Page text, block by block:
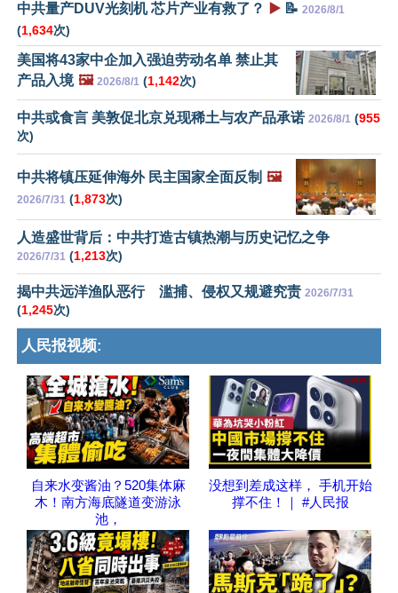
中共量产DUV光刻机 芯片产业有救了？ ▶️ 📝 2026/8/1
(1,634次)
美国将43家中企加入强迫劳动名单 禁止其
产品入境 🖼️ 2026/8/1 (1,142次)
中共或食言 美敦促北京兑现稀土与农产品承诺 2026/8/1 (955
次)
中共将镇压延伸海外 民主国家全面反制 🖼️
2026/7/31 (1,873次)
人造盛世背后：中共打造古镇热潮与历史记忆之争
2026/7/31 (1,213次)
揭中共远洋渔队恶行 滥捕、侵权又规避究责 2026/7/31
(1,245次)
人民报视频:
自来水变酱油？520集体麻
木！南方海底隧道变游泳
池，
没想到差成这样， 手机开始
撑不住！｜ #人民报